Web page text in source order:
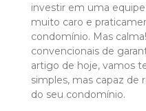
investir em uma
muito caro e
condomínio. Mas
convencionais de
artigo de hoje, vamos
simples, mas capaz de
do seu condomínio.